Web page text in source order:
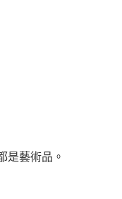
是藝術品。